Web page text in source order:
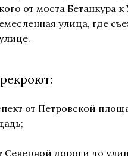
от моста Бетанкура
улица, где
от Петровской
дороги до